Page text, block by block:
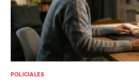
POLICIALES